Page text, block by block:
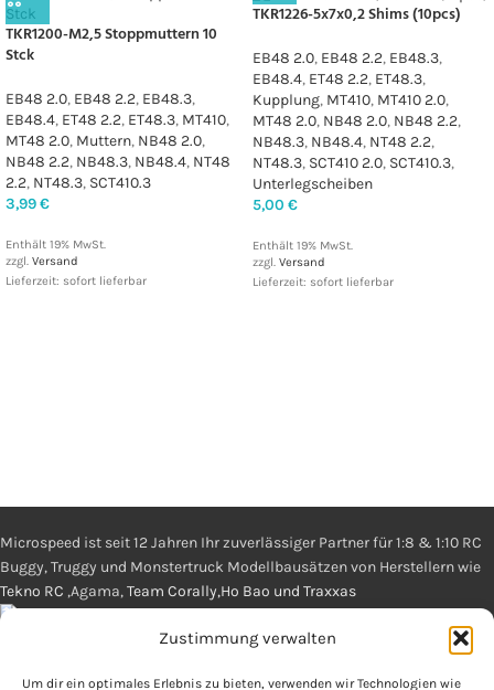
Zustimmung verwalten
Um dir ein optimales Erlebnis zu bieten, verwenden wir Technologien wie
TKR1200-M2,5 Stoppmuttern 10
Stck
EB48 2.0, EB48 2.2, EB48.3,
EB48.4, ET48 2.2, ET48.3, MT410,
MT48 2.0, Muttern, NB48 2.0,
NB48 2.2, NB48.3, NB48.4, NT48
2.2, NT48.3, SCT410.3
3,99€
Enthält 19% MwSt.
zzgl. Versand
Lieferzeit: sofort lieferbar
TKR1226-5x7x0,2 Shims (10pcs)
EB48 2.0, EB48 2.2, EB48.3,
EB48.4, ET48 2.2, ET48.3,
Kupplung, MT410, MT410 2.0,
MT48 2.0, NB48 2.0, NB48 2.2,
NB48.3, NB48.4, NT48 2.2,
NT48.3, SCT410 2.0, SCT410.3,
Unterlegscheiben
5,00 €
Enthält 19% MwSt.
zzgl. Versand
Lieferzeit: sofort lieferbar
Microspeed ist seit 12 Jahren Ihr zuverlässiger Partner für 1:8 & 1:10 RC
Buggy, Truggy und Monstertruck Modellbausätzen von Herstellern wie
Tekno RC ,Agama,Team Corally,Ho Bao und Traxxas
Hebbergerweg 13, 58511 Lüdenscheid